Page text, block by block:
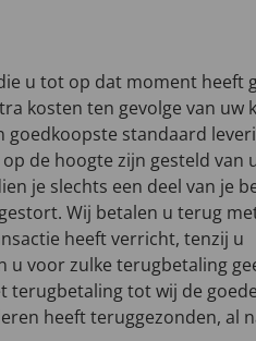
u tot op dat moment heeft
kosten ten gevolge van uw
goedkoopste standaard
de hoogte zijn gesteld van
je slechts een deel van je
Wij betalen u terug
heeft verricht, tenzij u
u voor zulke terugbetaling
terugbetaling tot wij de
heeft teruggezonden, al